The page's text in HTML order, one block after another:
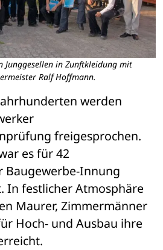
Junggesellen in Zunftkleidung mit
Ralf Hoffmann.
werden
freigesprochen.
es für 42
Baugewerbe-Innung
In festlicher Atmosphäre
Maurer, Zimmermänner
Hoch- und Ausbau ihre